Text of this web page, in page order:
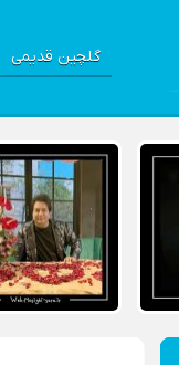
گلچین قدیمی